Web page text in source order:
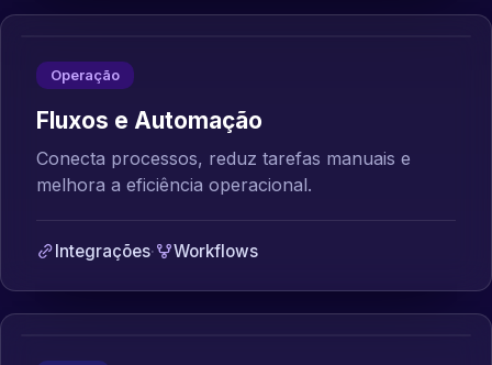
Operação
Fluxos e Automação
Conecta processos, reduz tarefas manuais e
melhora a eficiência operacional.
Integrações· Workflows